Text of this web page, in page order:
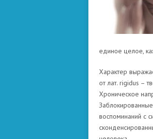
единое целое,
Характер
от лат. rigidus –
Хроническое
воспоминаний с